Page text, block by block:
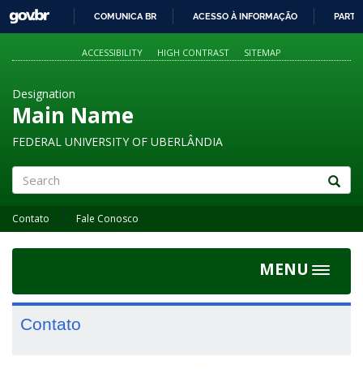
PARA
O
GOVBR
COMUNICA BR ACESSO À INFORMAÇÃO
ACCESSIBILITY HIGH CONTRAST SITEMAP
Designation
Main Name
FEDERAL UNIVERSITY OF UBERLÂNDIA
Contato Fale Conosco
MENU
Toggle
Contato